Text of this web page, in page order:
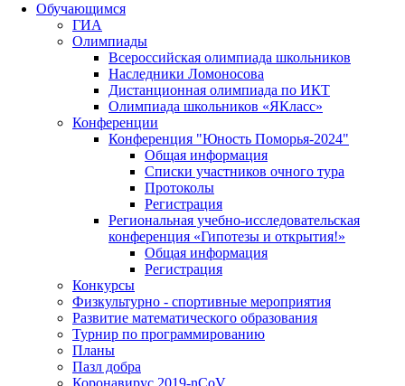
Обучающимся
ГИА
Олимпиады
Всероссийская олимпиада школьников
Наследники Ломоносова
Дистанционная олимпиада по ИКТ
Олимпиада школьников «ЯКласс»
Конференции
Конференция "Юность Поморья-2024"
Общая информация
Списки участников очного тура
Протоколы
Регистрация
Региональная учебно-исследовательская
конференция «Гипотезы и открытия!»
Общая информация
Регистрация
Конкурсы
Физкультурно - спортивные мероприятия
Развитие математического образования
Турнир по программированию
Планы
Пазл добра
Коронавирус 2019-nCoV